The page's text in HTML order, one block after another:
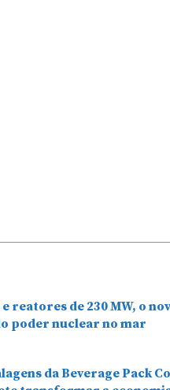
reatores de 230 MW, o
poder nuclear no mar
da Beverage Pack